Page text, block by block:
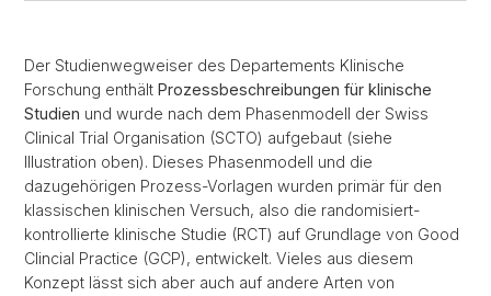
Der Studienwegweiser des Departements Klinische
Forschung enthält Prozessbeschreibungen für klinische
Studien und wurde nach dem Phasenmodell der Swiss
Clinical Trial Organisation (SCTO) aufgebaut (siehe
Illustration oben). Dieses Phasenmodell und die
dazugehörigen Prozess-Vorlagen wurden primär für den
klassischen klinischen Versuch, also die randomisiert-
kontrollierte klinische Studie (RCT) auf Grundlage von Good
Clincial Practice (GCP), entwickelt. Vieles aus diesem
Konzept lässt sich aber auch auf andere Arten von